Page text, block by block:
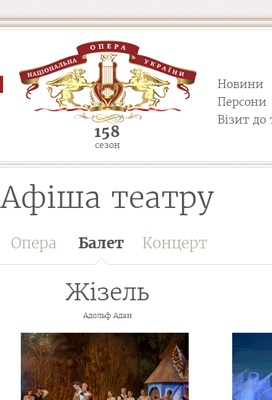
Новини
Персони
Візит до
158
сезон
Афіша театру
Опера Балет Концерт
Жізель
Адольф Адан